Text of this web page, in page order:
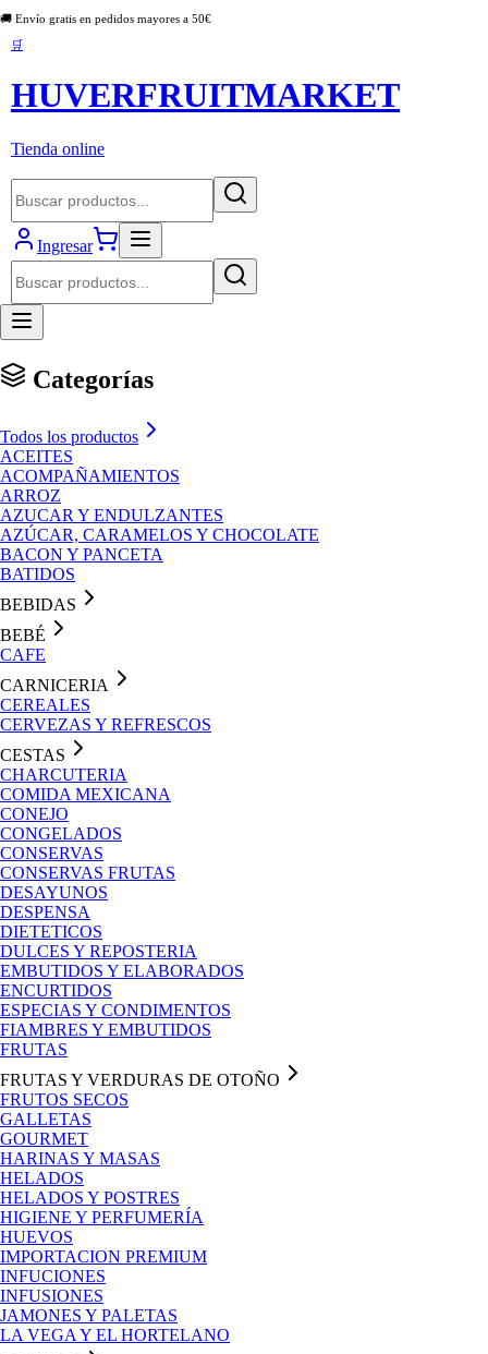
🚚 Envío gratis en pedidos mayores a 50€
🛒
HUVERFRUITMARKET
Tienda online
Ingresar
Categorías
Todos los productos
ACEITES
ACOMPAÑAMIENTOS
ARROZ
AZUCAR Y ENDULZANTES
AZÚCAR, CARAMELOS Y CHOCOLATE
BACON Y PANCETA
BATIDOS
BEBIDAS
BEBÉ
CAFE
CARNICERIA
CEREALES
CERVEZAS Y REFRESCOS
CESTAS
CHARCUTERIA
COMIDA MEXICANA
CONEJO
CONGELADOS
CONSERVAS
CONSERVAS FRUTAS
DESAYUNOS
DESPENSA
DIETETICOS
DULCES Y REPOSTERIA
EMBUTIDOS Y ELABORADOS
ENCURTIDOS
ESPECIAS Y CONDIMENTOS
FIAMBRES Y EMBUTIDOS
FRUTAS
FRUTAS Y VERDURAS DE OTOÑO
FRUTOS SECOS
GALLETAS
GOURMET
HARINAS Y MASAS
HELADOS
HELADOS Y POSTRES
HIGIENE Y PERFUMERÍA
HUEVOS
IMPORTACION PREMIUM
INFUCIONES
INFUSIONES
JAMONES Y PALETAS
LA VEGA Y EL HORTELANO